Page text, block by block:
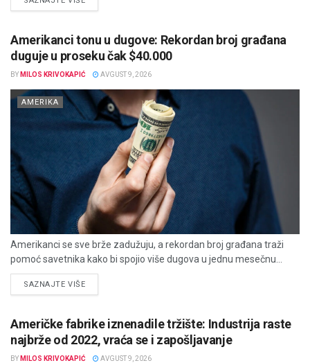
Amerikanci tonu u dugove: Rekordan broj građana
duguje u proseku čak $40.000
BY MILOS KRIVOKAPIĆ AVGUST 9, 2026
AMERIKA
Amerikanci se sve brže zadužuju, a rekordan broj građana traži
pomoć savetnika kako bi spojio više dugova u jednu mesečnu...
SAZNAJTE VIŠEDETAILS
Američke fabrike iznenadile tržište: Industrija raste
najbrže od 2022, vraća se i zapošljavanje
BY MILOS KRIVOKAPIĆ AVGUST 9, 2026